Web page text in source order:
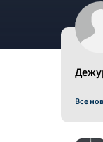
Все